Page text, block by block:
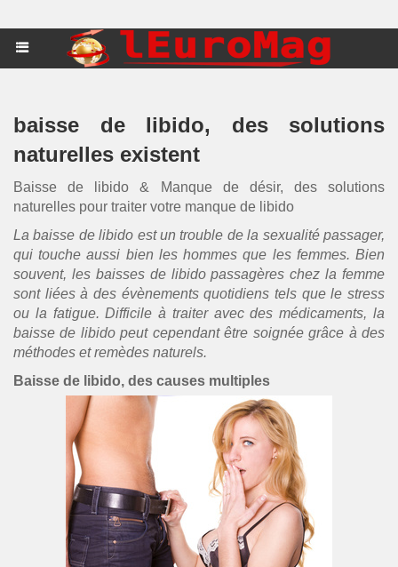
baisse de libido, des solutions
naturelles existent
Baisse de libido & Manque de désir, des solutions
naturelles pour traiter votre manque de libido
La baisse de libido est un trouble de la sexualité passager,
qui touche aussi bien les hommes que les femmes. Bien
souvent, les baisses de libido passagères chez la femme
sont liées à des évènements quotidiens tels que le stress
ou la fatigue. Difficile à traiter avec des médicaments, la
baisse de libido peut cependant être soignée grâce à des
méthodes et remèdes naturels.
Baisse de libido, des causes multiples